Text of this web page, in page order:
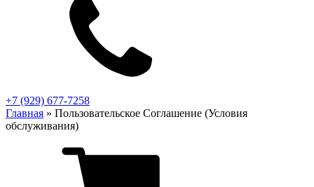
+7 (929) 677-7258
Главная » Пользовательское Соглашение (Условия
обслуживания)